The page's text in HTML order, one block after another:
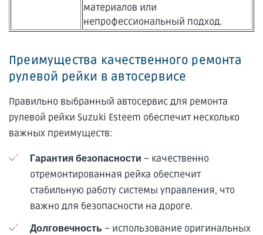
материалов или
непрофессиональный подход.
Преимущества качественного ремонта
рулевой рейки в автосервисе
Правильно выбранный автосервис для ремонта
рулевой рейки Suzuki Esteem обеспечит несколько
важных преимуществ:
Гарантия безопасности – качественно
отремонтированная рейка обеспечит
стабильную работу системы управления, что
важно для безопасности на дороге.
Долговечность – использование оригинальных